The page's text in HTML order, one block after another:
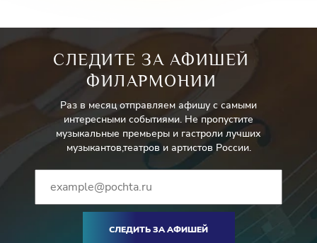
СЛЕДИТЕ ЗА АФИШЕЙ
ФИЛАРМОНИИ
Раз в месяц отправляем афишу с самыми
интересными событиями. Не пропустите
музыкальные премьеры и гастроли лучших
музыкантов,театров и артистов России.
СЛЕДИТЬ ЗА АФИШЕЙ